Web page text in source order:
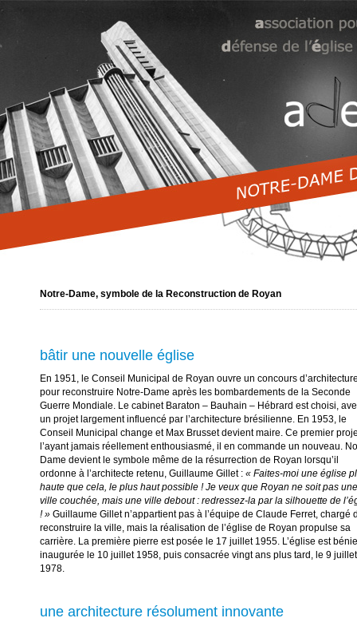
Notre-Dame, symbole de la Reconstruction de Royan
bâtir une nouvelle église
En 1951, le Conseil Municipal de Royan ouvre un concours
pour reconstruire Notre-Dame après les bombardements de la Seconde
Guerre Mondiale. Le cabinet Baraton – Bauhain – Hébrard est choisi,
un projet largement influencé par l’architecture brésilienne. En 1953, le
Conseil Municipal change et Max Brusset devient maire. Ce premier
l’ayant jamais réellement enthousiasmé, il en commande un nouveau.
Dame devient le symbole même de la résurrection de Royan lorsqu’il
ordonne à l’architecte retenu, Guillaume Gillet : « Faites-moi une église
haute que cela, le plus haut possible ! Je veux que Royan ne soit pas une
ville couchée, mais une ville debout : redressez-la par la silhouette de
! » Guillaume Gillet n’appartient pas à l’équipe de Claude Ferret, chargé
reconstruire la ville, mais la réalisation de l’église de Royan propulse sa
carrière. La première pierre est posée le 17 juillet 1955. L’église est
inaugurée le 10 juillet 1958, puis consacrée vingt ans plus tard, le 9 juillet
1978.
une architecture résolument innovante